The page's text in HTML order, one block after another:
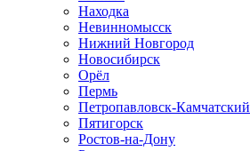
Находка
Невинномысск
Нижний Новгород
Новосибирск
Орёл
Пермь
Петропавловск-Камчатский
Пятигорск
Ростов-на-Дону